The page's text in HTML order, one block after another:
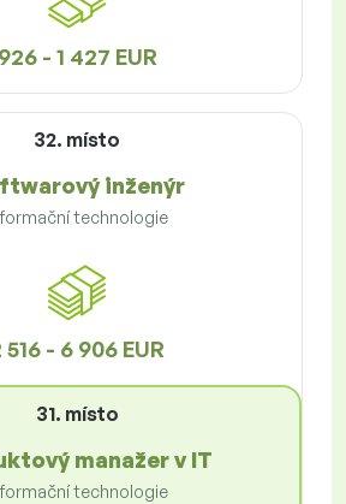
926 - 1 427 EUR
32. místo
inženýr
technologie
516 - 6 906 EUR
31. místo
manažer v IT
technologie